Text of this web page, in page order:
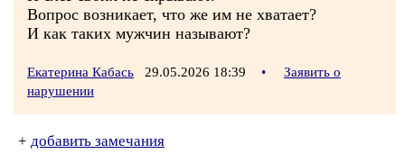
Вопрос возникает, что же им не хватает?
И как таких мужчин называют?
Екатерина Кабась 29.05.2026 18:39 •
Заявить о
нарушении
+ добавить замечания